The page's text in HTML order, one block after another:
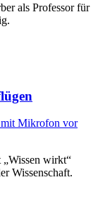
als Professor für
wirkt“
Wissenschaft.